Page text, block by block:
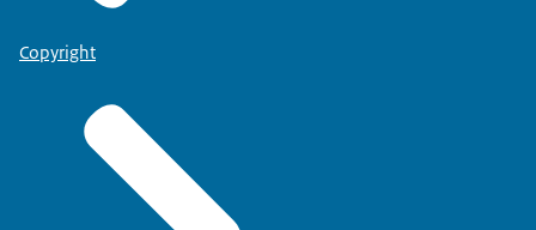
Copyright